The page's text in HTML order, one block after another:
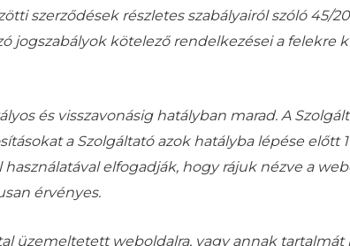
szerződések részletes szabályairól szóló 45/
jogszabályok kötelező rendelkezései a felekre
és visszavonásig hatályban marad. A
a Szolgáltató azok hatályba lépése előtt
elfogadják, hogy rájuk nézve a
érvényes.
üzemeltetett weboldalra, vagy annak